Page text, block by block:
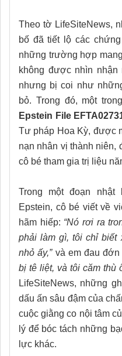
Theo tờ LifeSiteNews,
bố đã tiết lộ các
những trường hợp
không được nhìn
nhưng bị coi như
bỏ. Trong đó, một
Epstein File
Tư pháp Hoa Kỳ, được
nạn nhân vị thành niên,
cô bé tham gia trị liệu
Trong một đoạn
Epstein, cô bé viết về
hãm hiếp: “Nó rơi ra
phải làm gì, tôi chỉ biết
nhỏ ấy,”và em đau đớn
bị tê liệt, và tôi căm thù
LifeSiteNews, những
dấu ấn sâu đậm của
cuộc giằng co nội tâm
lý để bóc tách những
lực khác.